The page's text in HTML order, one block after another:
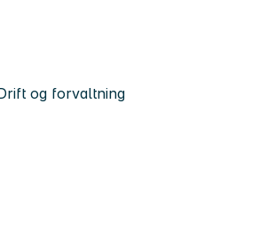
og forvaltning